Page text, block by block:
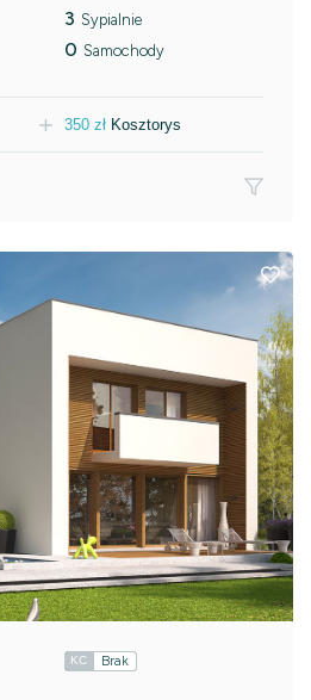
3 Sypialnie
0 Samochody
350 zł Kosztorys
KC Brak